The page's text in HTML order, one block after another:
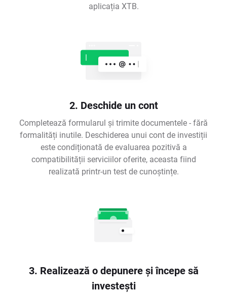
aplicația XTB.
2. Deschide un cont
Completează formularul și trimite documentele - fără
formalități inutile. Deschiderea unui cont de investiții
este condiționată de evaluarea pozitivă a
compatibilității serviciilor oferite, aceasta fiind
realizată printr-un test de cunoștințe.
3. Realizează o depunere și începe să
investești